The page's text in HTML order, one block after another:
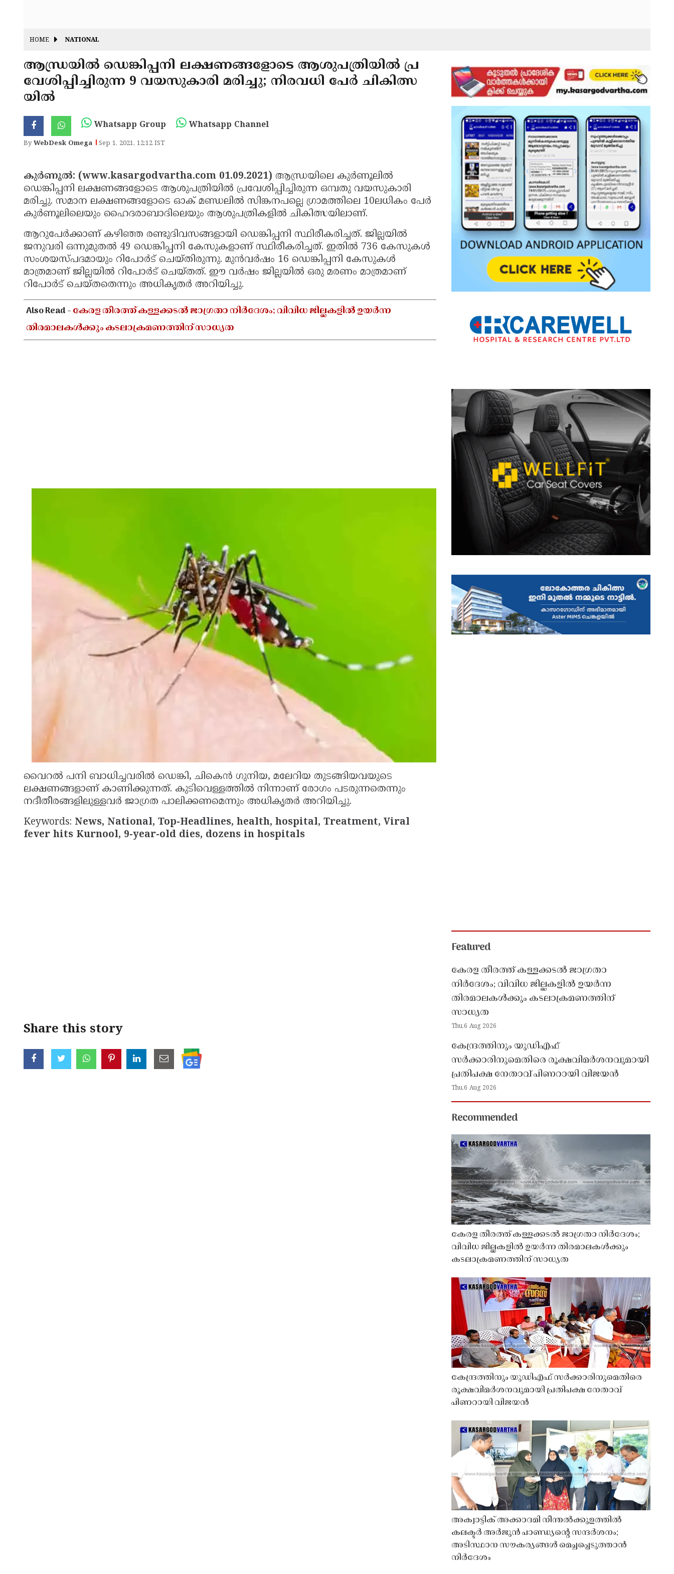
HOME NATIONAL
ആന്ധ്രയില്‍ ഡെങ്കിപ്പനി ലക്ഷണങ്ങളോടെ ആശുപത്രിയില്‍ പ്ര
വേശിപ്പിച്ചിരുന്ന 9 വയസുകാരി മരിച്ചു; നിരവധി പേര്‍ ചികിത്സ
യില്‍
Whatsapp Group Whatsapp Channel
ByWebDesk Omega Sep 1, 2021, 12:12 IST
കുര്‍ണൂല്‍: (www.kasargodvartha.com 01.09.2021) ആന്ധ്രയിലെ കുര്‍ണൂലില്‍
ഡെങ്കിപ്പനി ലക്ഷണങ്ങളോടെ ആശുപത്രിയില്‍ പ്രവേശിപ്പിച്ചിരുന്ന ഒമ്പതു വയസുകാരി
മരിച്ചു. സമാന ലക്ഷണങ്ങളോടെ ഓക് മണ്ഡലില്‍ സിങ്കനപല്ലെ ഗ്രാമത്തിലെ 10ലധികം പേര്‍
കുര്‍ണൂലിലെയും ഹൈദരാബാദിലെയും ആശുപത്രികളില്‍ ചികിത്സയിലാണ്.
ആറുപേര്‍ക്കാണ് കഴിഞ്ഞ രണ്ടുദിവസങ്ങളായി ഡെങ്കിപ്പനി സ്ഥിരീകരിച്ചത്. ജില്ലയില്‍
ജനുവരി ഒന്നുമുതല്‍ 49 ഡെങ്കിപ്പനി കേസുകളാണ് സ്ഥിരീകരിച്ചത്. ഇതില്‍ 736 കേസുകള്‍
സംശയസ്പദമായും റിപോര്‍ട് ചെയ്തിരുന്നു. മുന്‍വര്‍ഷം 16 ഡെങ്കിപ്പനി കേസുകള്‍
മാത്രമാണ് ജില്ലയില്‍ റിപോര്‍ട് ചെയ്തത്. ഈ വര്‍ഷം ജില്ലയില്‍ ഒരു മരണം മാത്രമാണ്
റിപോര്‍ട് ചെയ്തതെന്നും അധികൃതര്‍ അറിയിച്ചു.
Also Read -കേരള തീരത്ത് കള്ളക്കടൽ ജാഗ്രതാ നിർദേശം; വിവിധ ജില്ലകളിൽ ഉയർന്ന
തിരമാലകൾക്കും കടലാക്രമണത്തിന് സാധ്യത
വൈറല്‍ പനി ബാധിച്ചവരില്‍ ഡെങ്കി, ചികെന്‍ ഗുനിയ, മലേറിയ തുടങ്ങിയവയുടെ
ലക്ഷണങ്ങളാണ് കാണിക്കുന്നത്. കുടിവെള്ളത്തില്‍ നിന്നാണ് രോഗം പടരുന്നതെന്നും
നദീതീരങ്ങളിലുള്ളവര്‍ ജാഗ്രത പാലിക്കണമെന്നും അധികൃതര്‍ അറിയിച്ചു.
Keywords: News, National, Top-Headlines, health, hospital, Treatment, Viral
fever hits Kurnool, 9-year-old dies, dozens in hospitals
Share this story
Featured
കേരള തീരത്ത് കള്ളക്കടൽ ജാഗ്രതാ
നിർദേശം; വിവിധ ജില്ലകളിൽ ഉയർന്ന
തിരമാലകൾക്കും കടലാക്രമണത്തിന്
സാധ്യത
Thu,6 Aug 2026
കേന്ദ്രത്തിനും യുഡിഎഫ്
സർക്കാരിനുമെതിരെ രൂക്ഷവിമർശനവുമായി
പ്രതിപക്ഷ നേതാവ് പിണറായി വിജയൻ
Thu,6 Aug 2026
Recommended
കേരള തീരത്ത് കള്ളക്കടൽ ജാഗ്രതാ നിർദേശം;
വിവിധ ജില്ലകളിൽ ഉയർന്ന തിരമാലകൾക്കും
കടലാക്രമണത്തിന് സാധ്യത
കേന്ദ്രത്തിനും യുഡിഎഫ് സർക്കാരിനുമെതിരെ
രൂക്ഷവിമർശനവുമായി പ്രതിപക്ഷ നേതാവ്
പിണറായി വിജയൻ
അക്വാട്ടിക് അക്കാദമി നീന്തൽക്കുളത്തിൽ
കലക്ടർ അർജുൻ പാണ്ഡ്യൻ്റെ സന്ദർശനം;
അടിസ്ഥാന സൗകര്യങ്ങൾ മെച്ചപ്പെടുത്താൻ
നിർദേശം